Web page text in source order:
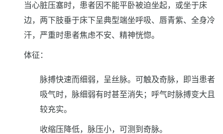
当心脏压塞时，患者因不能平卧被迫坐起，或坐于床
边，两下肢垂于床下呈典型端坐呼吸、唇青紫、全身冷
汗，严重时患者焦虑不安、精神恍惚。
体征：
脉搏快速而细弱，呈丝脉。可触及奇脉，即当患者
吸气时，脉细弱有时甚至消失；呼气时脉搏变大且
较充实。
收缩压降低，脉压小，可测到奇脉。